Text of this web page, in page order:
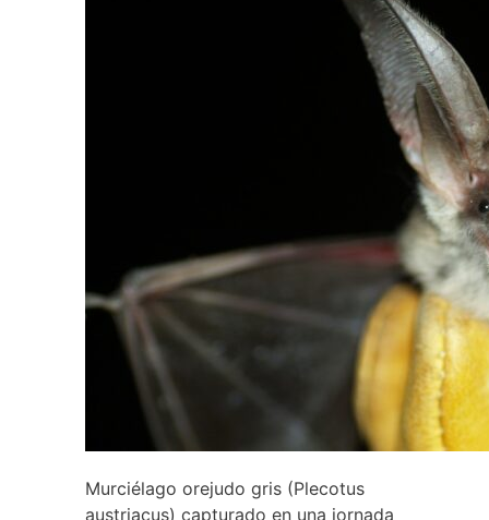
Murciélago orejudo gris (Plecotus
austriacus) capturado en una jornada